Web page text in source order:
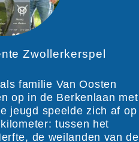
Zwollerkerspel
familie Van Oosten
op in de Berkenlaan met
jeugd speelde zich af op
tussen het
de weilanden van de